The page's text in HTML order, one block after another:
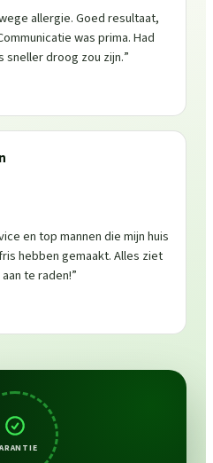
allergie. Goed resultaat,
was prima. Had
sneller droog zou zijn.”
en top mannen die mijn huis
hebben gemaakt. Alles ziet
te raden!”